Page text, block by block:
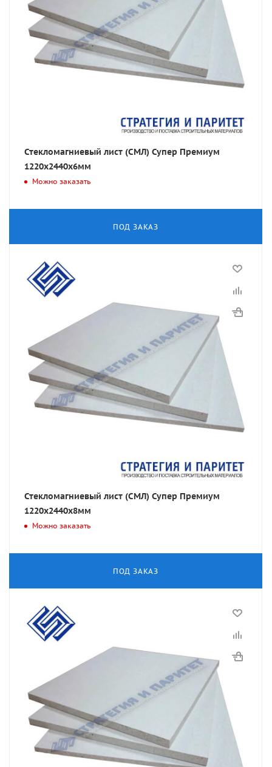
Стекломагниевый лист (СМЛ) Супер Премиум
1220х2440х6мм
Можно заказать
ПОД ЗАКАЗ
Стекломагниевый лист (СМЛ) Супер Премиум
1220x2440x8мм
Можно заказать
ПОД ЗАКАЗ